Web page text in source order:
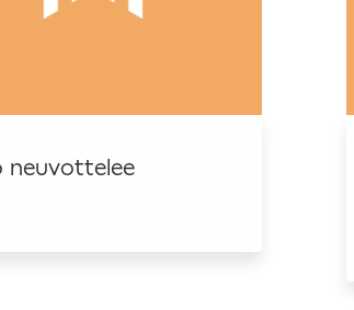
neuvottelee